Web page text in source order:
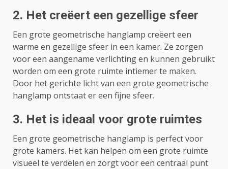
2. Het creëert een gezellige sfeer
Een grote geometrische hanglamp creëert een
warme en gezellige sfeer in een kamer. Ze zorgen
voor een aangename verlichting en kunnen gebruikt
worden om een ​​grote ruimte intiemer te maken.
Door het gerichte licht van een grote geometrische
hanglamp ontstaat er een fijne sfeer.
3. Het is ideaal voor grote ruimtes
Een grote geometrische hanglamp is perfect voor
grote kamers. Het kan helpen om een ​​grote ruimte
visueel te verdelen en zorgt voor een centraal punt